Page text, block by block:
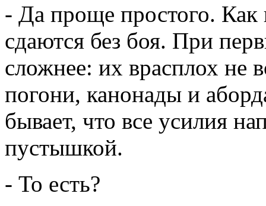
- Да проще простого. Как
сдаются без боя. При
сложнее: их врасплох не
погони, канонады и
бывает, что все усилия
пустышкой.
- То есть?